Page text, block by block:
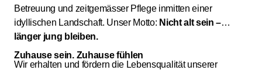
Betreuung und zeitgemässer Pflege inmitten einer
idyllischen Landschaft. Unser Motto: Nicht alt sein –
länger jung bleiben.
Wir erhalten und fördern die Lebensqualität unserer
Zuhause sein. Zuhause fühlen